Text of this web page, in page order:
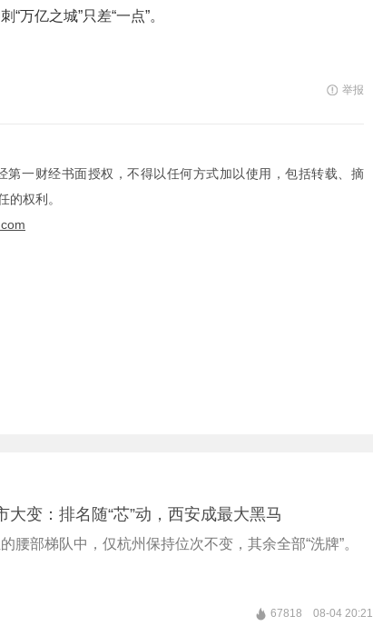
万亿之城”只差“一点”。
举报
一财经书面授权，不得以任何方式加以使用，包括转载、摘
的权利。
大变：排名随“芯”动，西安成最大黑马
腰部梯队中，仅杭州保持位次不变，其余全部“洗牌”。
67818 08-04 20:21